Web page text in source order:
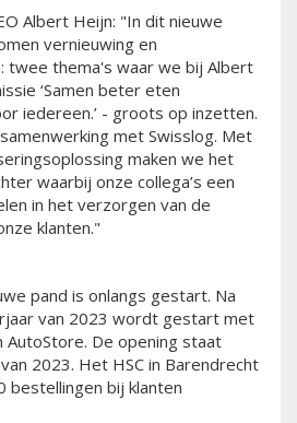
Albert Heijn: "In dit nieuwe
vernieuwing en
twee thema's waar we bij Albert
‘Samen beter eten
iedereen.’ - groots op inzetten.
met Swisslog. Met
maken we het
waarbij onze collega’s een
in het verzorgen van de
klanten."
pand is onlangs gestart. Na
van 2023 wordt gestart met
De opening staat
2023. Het HSC in Barendrecht
bestellingen bij klanten